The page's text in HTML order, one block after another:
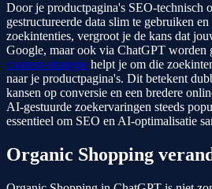
Door je productpagina's SEO-technisch
gestructureerde data slim te gebruiken
zoekintenties, vergroot je de kans dat
Google, maar ook via ChatGPT worden
content-strategie helpt je om die
naar je productpagina's. Dit betekent
kansen op conversie en een bredere
AI-gestuurde zoekervaringen steeds
essentieel om SEO en AI-optimalisatie
Organic Shopping